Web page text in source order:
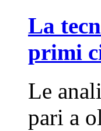
La
primi
Le
pari a